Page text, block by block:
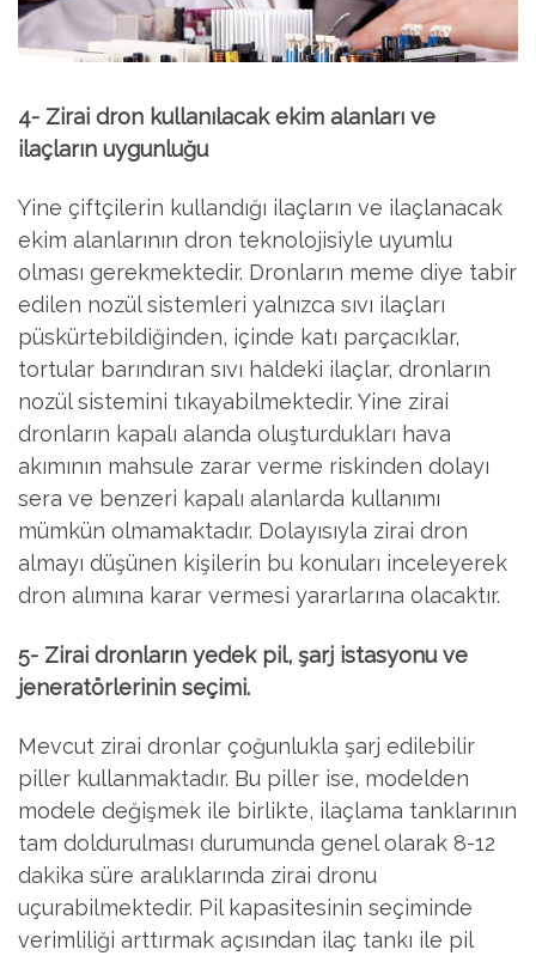
4- Zirai dron kullanılacak ekim alanları ve
ilaçların uygunluğu
Yine çiftçilerin kullandığı ilaçların ve ilaçlanacak
ekim alanlarının dron teknolojisiyle uyumlu
olması gerekmektedir. Dronların meme diye tabir
edilen nozül sistemleri yalnızca sıvı ilaçları
püskürtebildiğinden, içinde katı parçacıklar,
tortular barındıran sıvı haldeki ilaçlar, dronların
nozül sistemini tıkayabilmektedir. Yine zirai
dronların kapalı alanda oluşturdukları hava
akımının mahsule zarar verme riskinden dolayı
sera ve benzeri kapalı alanlarda kullanımı
mümkün olmamaktadır. Dolayısıyla zirai dron
almayı düşünen kişilerin bu konuları inceleyerek
dron alımına karar vermesi yararlarına olacaktır.
5- Zirai dronların yedek pil, şarj istasyonu ve
jeneratörlerinin seçimi.
Mevcut zirai dronlar çoğunlukla şarj edilebilir
piller kullanmaktadır. Bu piller ise, modelden
modele değişmek ile birlikte, ilaçlama tanklarının
tam doldurulması durumunda genel olarak 8-12
dakika süre aralıklarında zirai dronu
uçurabilmektedir. Pil kapasitesinin seçiminde
verimliliği arttırmak açısından ilaç tankı ile pil